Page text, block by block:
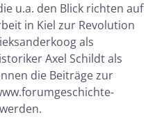
u.a. den Blick richten auf
in Kiel zur Revolution
als
Axel Schildt als
die Beiträge zur